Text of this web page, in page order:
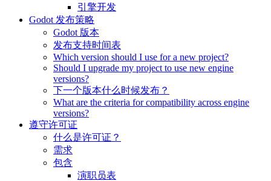
引擎开发
Godot 发布策略
Godot 版本
发布支持时间表
Which version should I use for a new project?
Should I upgrade my project to use new engine
versions?
下一个版本什么时候发布？
What are the criteria for compatibility across engine
versions?
遵守许可证
什么是许可证？
需求
包含
演职员表